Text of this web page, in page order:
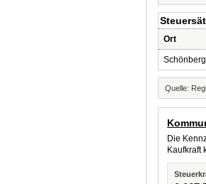
Ort
Quelle:
Die
Kaufkraft